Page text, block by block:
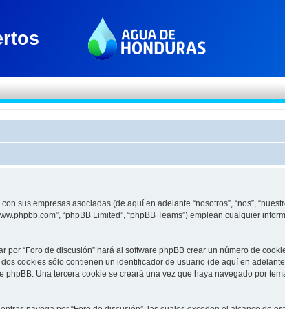
sus empresas asociadas (de aquí en adelante “nosotros”, “nos”,
“phpBB Limited”, “phpBB Teams”) emplean cualquier
“Foro de discusión” hará al software phpBB crear un número de
cookies sólo contienen un identificador de usuario (de aquí en
phpBB. Una tercera cookie se creará una vez que haya navegado por